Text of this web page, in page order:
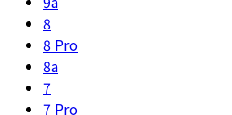
8
8 Pro
8a
7
7 Pro